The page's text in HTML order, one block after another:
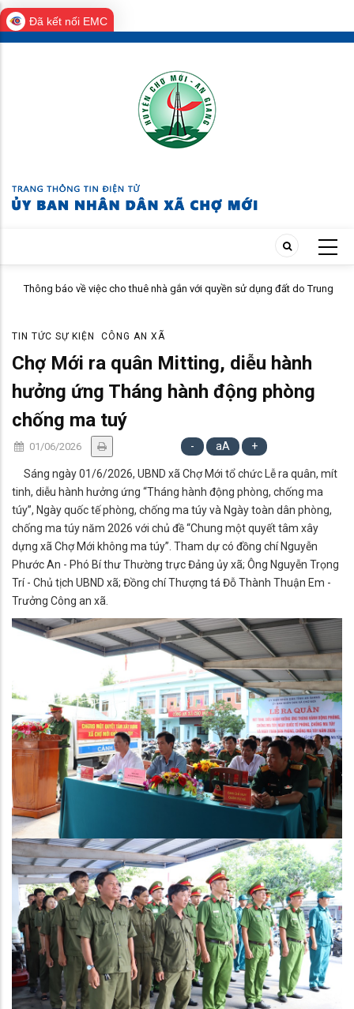
Đã kết nối EMC
Skip
Thông báo về việc cho thuê nhà gắn với quyền sử dụng đất do Trung
TIN TỨC SỰ KIỆN CÔNG AN XÃ
Chợ Mới ra quân Mitting, diễu hành
hưởng ứng Tháng hành động phòng
chống ma tuý
01/06/2026 - aA +
Sáng ngày 01/6/2026, UBND xã Chợ Mới tổ chức Lễ ra quân, mít
tinh, diễu hành hưởng ứng “Tháng hành động phòng, chống ma
túy”, Ngày quốc tế phòng, chống ma túy và Ngày toàn dân phòng,
chống ma túy năm 2026 với chủ đề “Chung một quyết tâm xây
dựng xã Chợ Mới không ma túy”. Tham dự có đồng chí Nguyễn
Phước An - Phó Bí thư Thường trực Đảng ủy xã; Ông Nguyễn Trọng
Trí - Chủ tịch UBND xã; Đồng chí Thượng tá Đỗ Thành Thuận Em -
Trưởng Công an xã.